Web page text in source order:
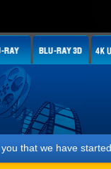
have started sales